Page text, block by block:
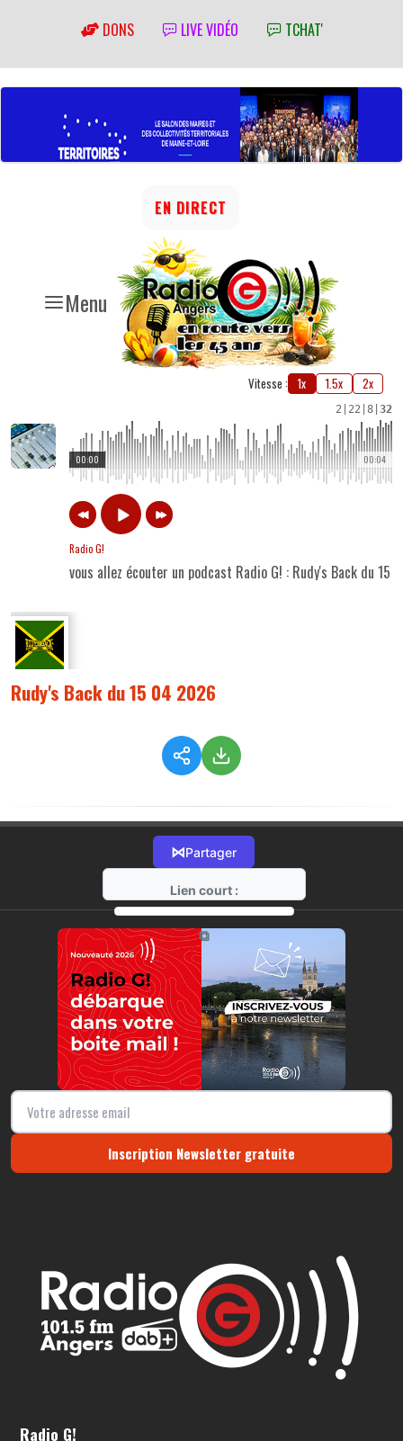
DONS LIVE VIDÉO TCHAT'
Menu
EN DIRECT
Vitesse : 1x 1.5x 2x
2 22 8 32
00:04
00:00
Radio G!
vous allez écouter un podcast Radio G! : Rudy's Back du 15
Rudy's Back du 15 04 2026
⋈Partager
Lien court :
https://radio-g.fr?21633
⧉
Inscription Newsletter gratuite
Radio G!